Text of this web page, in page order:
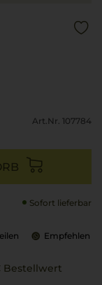
Art.Nr. 107784
Sofort lieferbar
Empfehlen
Bestellwert